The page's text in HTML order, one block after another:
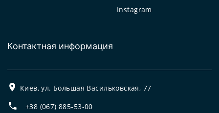
Instagram
Контактная информация
Киев, ул. Большая Васильковская, 77
+38 (067) 885-53-00